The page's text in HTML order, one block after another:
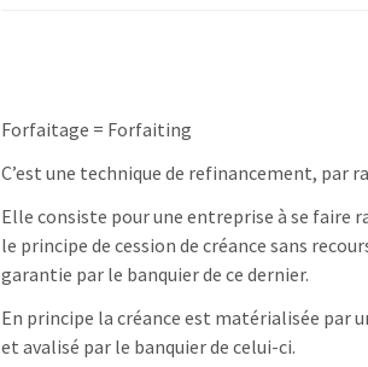
Forfaitage = Forfaiting
C’est une technique de refinancement, par
Elle consiste pour une entreprise à se faire
le principe de cession de créance sans
garantie par le banquier de ce dernier.
En principe la créance est matérialisée par
et avalisé par le banquier de celui-ci.